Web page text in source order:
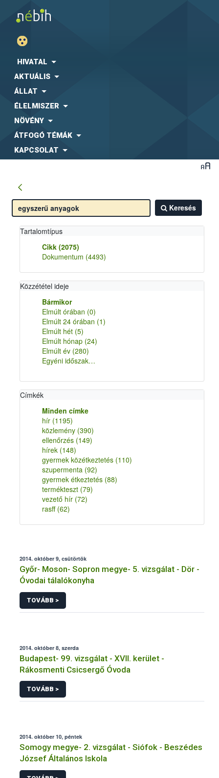
HIVATAL
AKTUÁLIS
ÁLLAT
ÉLELMISZER
NÖVÉNY
ÁTFOGÓ TÉMÁK
KAPCSOLAT
Keresés
Tartalomtípus
Cikk (2075)
Dokumentum (4493)
Közzététel ideje
Bármikor
Elmúlt órában (0)
Elmúlt 24 órában (1)
Elmúlt hét (5)
Elmúlt hónap (24)
Elmúlt év (280)
Egyéni időszak…
Címkék
Minden címke
hír (1195)
közlemény (390)
ellenőrzés (149)
hírek (148)
gyermek közétkeztetés (110)
szupermenta (92)
gyermek étkeztetés (88)
termékteszt (79)
vezető hír (72)
rasff (62)
2014. október 9, csütörtök
Győr- Moson- Sopron megye- 5. vizsgálat - Dör -
Óvodai tálalókonyha
TOVÁBB >
2014. október 8, szerda
Budapest- 99. vizsgálat - XVII. kerület -
Rákosmenti Csicsergő Óvoda
TOVÁBB >
2014. október 10, péntek
Somogy megye- 2. vizsgálat - Siófok - Beszédes
József Általános Iskola